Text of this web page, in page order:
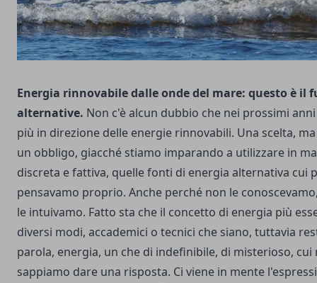
Energia rinnovabile dalle onde del mare: questo è il
alternative. Non c'è alcun dubbio che nei prossimi
più in direzione delle energie rinnovabili. Una scelta,
un obbligo, giacché stiamo imparando a utilizzare in
discreta e fattiva, quelle fonti di energia alternativa cui
pensavamo proprio. Anche perché non le
le intuivamo. Fatto sta che il concetto di energia più
diversi modi, accademici o tecnici che siano, tuttavia
parola, energia, un che di indefinibile, di misterioso,
sappiamo dare una risposta. Ci viene in mente